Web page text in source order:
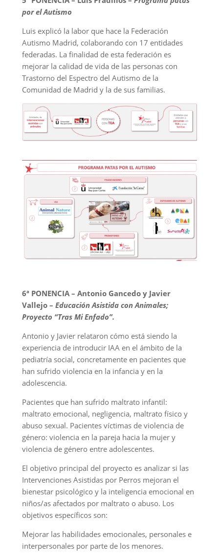
por el Autismo
Luis explicó la labor que hace la Federación
Autismo Madrid, colaborando con 17 entidades
federadas. La finalidad de esta federación es
mejorar la calidad de vida de las personas con
Trastorno del Espectro del Autismo de la
Comunidad de Madrid y la de sus familias.
6ª PONENCIA – Antonio Gancedo y Javier
Vallejo – Educación Asistida con Animales;
Proyecto “Tras Mi Enfado”.
Antonio y Javier relataron cómo está siendo la
experiencia de introducir IAA en el ámbito de la
pediatría social, concretamente en pacientes que
han sufrido violencia en la infancia y en la
adolescencia.
Pacientes que han sufrido maltrato infantil:
maltrato emocional, negligencia, maltrato físico y
abuso sexual. Pacientes víctimas de violencia de
género: violencia en la pareja hacia la mujer y
violencia de género entre adolescentes.
El objetivo principal del proyecto es analizar si las
Intervenciones Asistidas por Perros mejoran el
bienestar psicológico y la inteligencia emocional en
niños/as afectados por maltrato o abuso. Los
objetivos específicos son:
Mejorar las habilidades emocionales, personales e
interpersonales por parte de los menores.